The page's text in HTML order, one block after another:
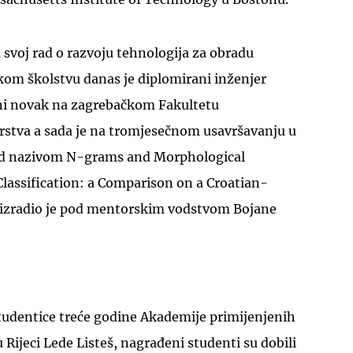
rad o razvoju tehnologija za obradu
školstvu danas je diplomirani inženjer
novak na zagrebačkom Fakultetu
a sada je na tromjesečnom usavršavanju u
nazivom N-grams and Morphological
a Comparison on a Croatian-
je pod mentorskim vodstvom Bojane
treće godine Akademije primijenjenih
Lede Listeš, nagrađeni studenti su dobili